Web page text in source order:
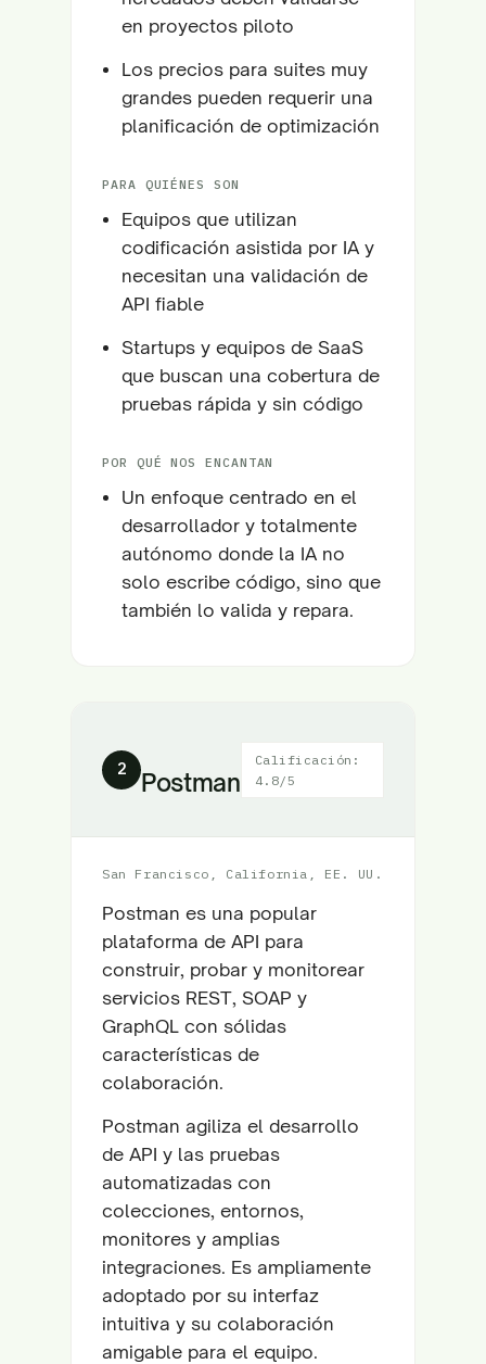
en proyectos piloto
Los precios para suites muy
grandes pueden requerir una
planificación de optimización
PARA QUIÉNES SON
Equipos que utilizan
codificación asistida por IA y
necesitan una validación de
API fiable
Startups y equipos de SaaS
que buscan una cobertura de
pruebas rápida y sin código
POR QUÉ NOS ENCANTAN
Un enfoque centrado en el
desarrollador y totalmente
autónomo donde la IA no
solo escribe código, sino que
también lo valida y repara.
2 Postman
Calificación:
4.8/5
San Francisco, California, EE. UU.
Postman es una popular
plataforma de API para
construir, probar y monitorear
servicios REST, SOAP y
GraphQL con sólidas
características de
colaboración.
Postman agiliza el desarrollo
de API y las pruebas
automatizadas con
colecciones, entornos,
monitores y amplias
integraciones. Es ampliamente
adoptado por su interfaz
intuitiva y su colaboración
amigable para el equipo.